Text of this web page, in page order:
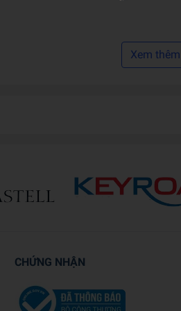
kiến trúc sư người Hungary
có thể chơi mọi lúc mọi nơi bởi
Xem thêm
CHỨNG NHẬN